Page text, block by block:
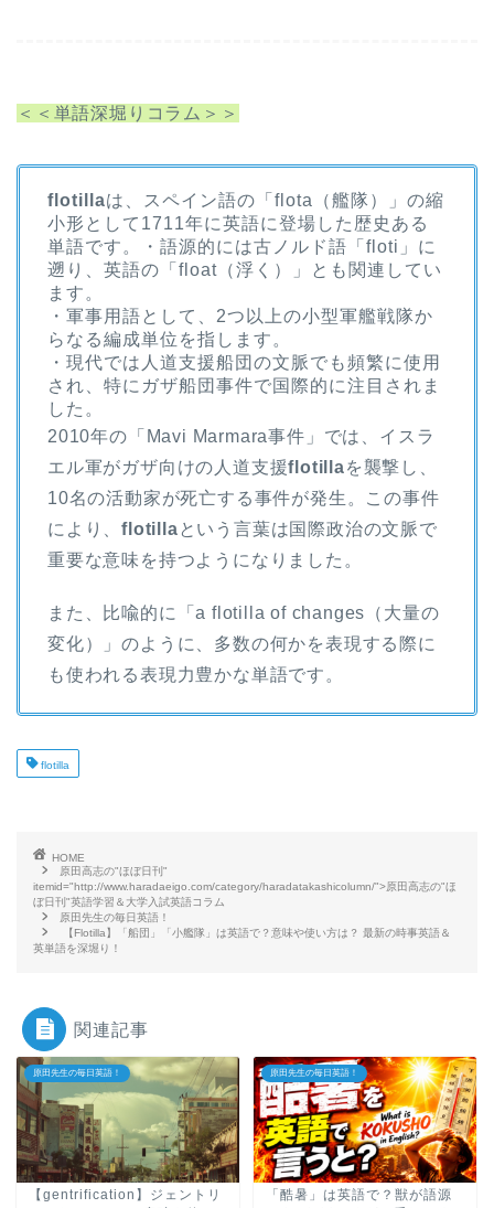
＜＜単語深堀りコラム＞＞
flotillaは、スペイン語の「flota（艦隊）」の縮
小形として1711年に英語に登場した歴史ある
単語です。・語源的には古ノルド語「floti」に
遡り、英語の「float（浮く）」とも関連してい
ます。
・軍事用語として、2つ以上の小型軍艦戦隊か
らなる編成単位を指します。
・現代では人道支援船団の文脈でも頻繁に使用
され、特にガザ船団事件で国際的に注目されま
した。
2010年の「Mavi Marmara事件」では、イスラ
エル軍がガザ向けの人道支援flotillaを襲撃し、
10名の活動家が死亡する事件が発生。この事件
により、flotilla という言葉は国際政治の文脈で
重要な意味を持つようになりました。
また、比喩的に「a flotilla of changes（大量の
変化）」のように、多数の何かを表現する際に
も使われる表現力豊かな単語です。
flotilla
HOME
原田高志の"ほぼ日刊"
itemid="http://www.haradaeigo.com/category/haradatakashicolumn/">原田高志の"ほ
ぼ日刊"英語学習＆大学入試英語コラム
原田先生の毎日英語！
【Flotilla】「船団」「小艦隊」は英語で？意味や使い方は？ 最新の時事英語＆
英単語を深堀り！
関連記事
原田先生の毎日英語！
【gentrification】ジェントリ
原田先生の毎日英語！
「酷暑」は英語で？獣が語源